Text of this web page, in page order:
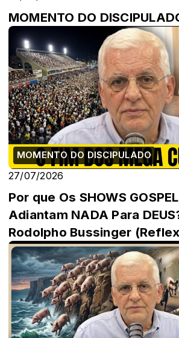
MOMENTO DO
MOMENTO DO DISCIPULADO
27/07/2026
Por que Os SHOWS
Adiantam NADA Para
Rodolpho Bussinger